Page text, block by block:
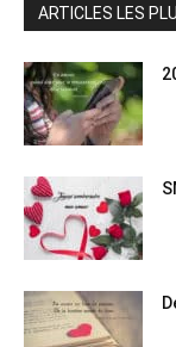
ARTICLES LES